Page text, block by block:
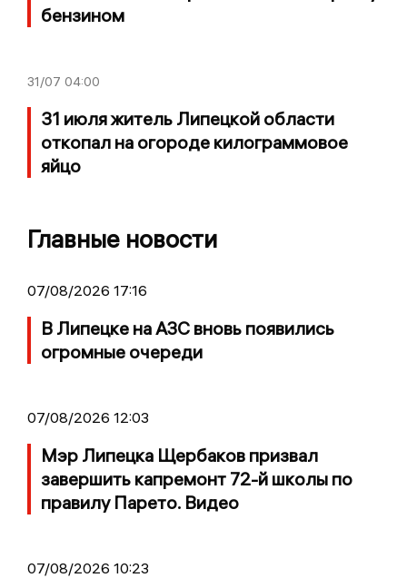
бензином
31/07 04:00
31 июля житель Липецкой области
откопал на огороде килограммовое
яйцо
Главные новости
07/08/2026 17:16
В Липецке на АЗС вновь появились
огромные очереди
07/08/2026 12:03
Мэр Липецка Щербаков призвал
завершить капремонт 72-й школы по
правилу Парето. Видео
07/08/2026 10:23